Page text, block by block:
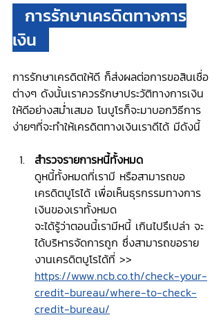
เงิน
การรักษาเครดิตให้ดี ก็ส่งผลต่อการขอสินเชื่อ
ต่างๆ ดังนั้นเราควรรักษาประวัติทางการเงิน
ให้ดีอย่างสม่ำเสมอ โนบูโรก็จะมาบอกวิธีการ
ง่ายๆที่จะทำให้เครดิตทางเงินเราดีได้ มีดังนี้
สำรวจรายการหนี้ทั้งหมด
ดูหนี้ทั้งหมดที่เรามี หรือสามารถขอ
เครดิตบูโรได้ เพื่อเห็นธุรกรรมทางการ
เงินของเราทั้งหมด
จะได้รู้ว่าตอนนี้เรามีหนี้ เกินไปรึเปล่า จะ
ได้บริหารจัดการถูก ซึ่งสามารถขอราย
งานเครดิตบูโรได้ที่ >>
https://www.ncb.co.th/check-your-
credit-bureau/where-to-check-
credit-bureau/